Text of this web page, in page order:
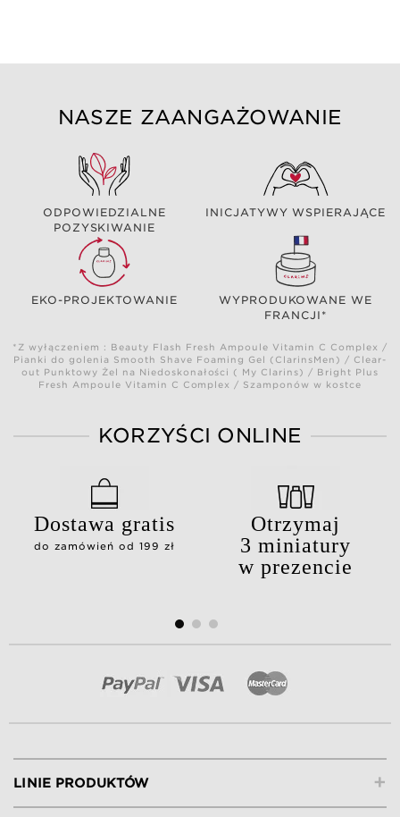
NASZE ZAANGAŻOWANIE
ODPOWIEDZIALNE
POZYSKIWANIE
INICJATYWY WSPIERAJĄCE
EKO-PROJEKTOWANIE
WYPRODUKOWANE WE
FRANCJI*
*Z wyłączeniem : Beauty Flash Fresh Ampoule Vitamin C Complex /
Pianki do golenia Smooth Shave Foaming Gel (ClarinsMen) / Clear-
out Punktowy Żel na Niedoskonałości ( My Clarins) / Bright Plus
Fresh Ampoule Vitamin C Complex / Szamponów w kostce
KORZYŚCI ONLINE
Dostawa gratis
do zamówień od 199 zł
Otrzymaj
3 miniatury
w prezencie
+
LINIE PRODUKTÓW